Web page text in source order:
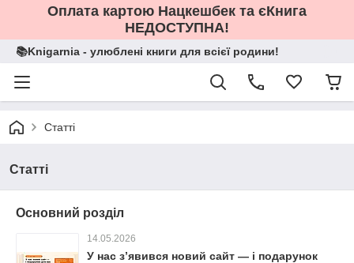
Оплата картою Нацкешбек та єКнига
НЕДОСТУПНА!
📚Knigarnia - улюблені книги для всієї родини!
Статті
Статті
Основний розділ
14.05.2026
У нас зʼявився новий сайт — і подарунок